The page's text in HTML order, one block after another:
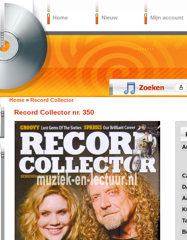
Home Nieuw Mijn account
A
Home » Record Collector
Record Collector nr. 350